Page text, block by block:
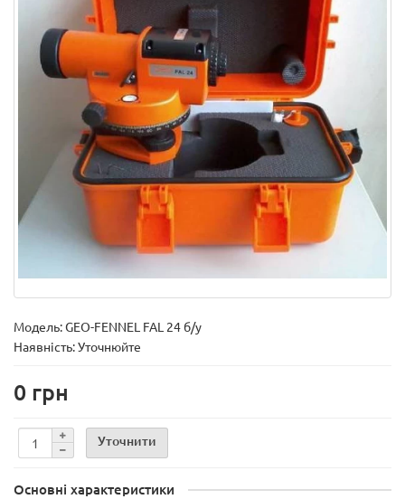
Модель:GEO-FENNEL FAL 24 б/у
Наявність: Уточнюйте
0 грн
Уточнити
Основні характеристики